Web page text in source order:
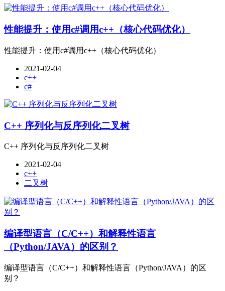
性能提升：使用c#调用c++（核心代码优化）
性能提升：使用c#调用c++（核心代码优化）
2021-02-04
c++
c#
C++ 序列化与反序列化二叉树
C++ 序列化与反序列化二叉树
2021-02-04
c++
二叉树
编译型语言（C/C++）和解释性语言
（Python/JAVA）的区别？
编译型语言（C/C++）和解释性语言（Python/JAVA）的区
别？